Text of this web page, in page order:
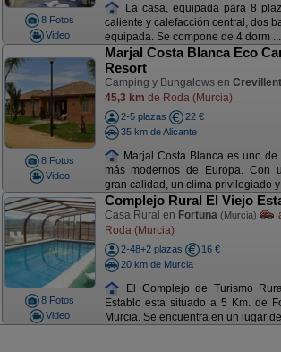
8 Fotos
Video
La casa, equipada para 8
caliente y calefacción central, dos
equipada. Se compone de 4 dorm ...
8 Fotos
Video
Marjal Costa Blanca Eco
Resort
Camping y Bungalows en
45,3 km de Roda (Murcia)
2-5 plazas
22 €
35 km de Alicante
Marjal Costa Blanca es uno
más modernos de Europa. Con
gran calidad, un clima privilegiado y
8 Fotos
Video
Complejo Rural El Viejo
Casa Rural en Fortuna (Murcia)
Roda (Murcia)
2-48+2 plazas
16 €
20 km de Murcia
El Complejo de Turismo
Establo esta situado a 5 Km. de
Murcia. Se encuentra en un lugar